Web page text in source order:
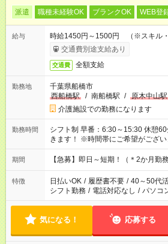
派遣 職種未経験OK ブランクOK WEB登
給与
時給1450円～1500円 （※スキル・
交通費別途支給あり
交通費 全額支給
勤務地
千葉県船橋市
西船橋駅
/ 南船橋駅 / 原木中山駅
介護施設での勤務になります
勤務時間
シフト制 早番：6:30～15:30 休憩60分 ご家族との時間と両立で
きます！ ※時間帯にご希望がございましたらお気軽にご相談く
ださい。
期間 【急募】即日～短期！（＊2か月勤務
特徴 日払いOK / 履歴書不要 / 40～50代
シフト勤務 / 電話対応なし / パソコ
気になる！ 応募する